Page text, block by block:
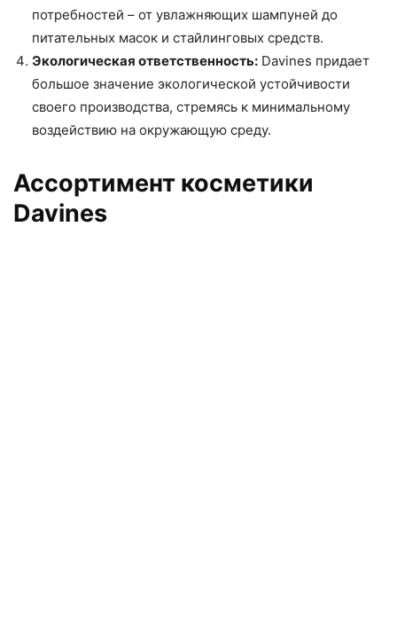
потребностей – от увлажняющих шампуней до
питательных масок и стайлинговых средств.
Экологическая ответственность: Davines придает
большое значение экологической устойчивости
своего производства, стремясь к минимальному
воздействию на окружающую среду.
Ассортимент косметики
Davines